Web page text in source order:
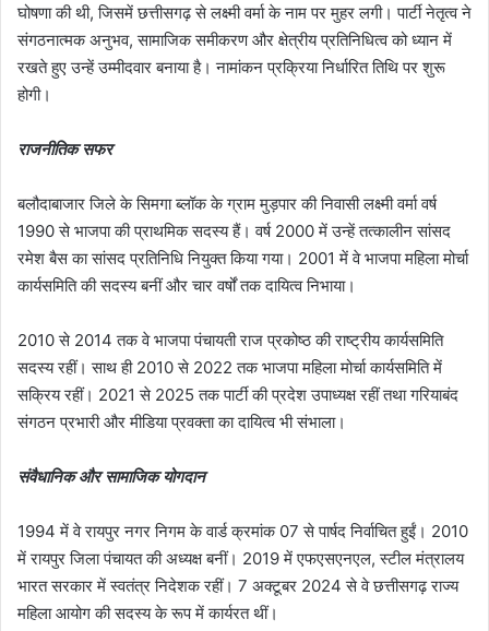
घोषणा की थी, जिसमें छत्तीसगढ़ से लक्ष्मी वर्मा के नाम पर मुहर लगी। पार्टी नेतृत्व ने
संगठनात्मक अनुभव, सामाजिक समीकरण और क्षेत्रीय प्रतिनिधित्व को ध्यान में
रखते हुए उन्हें उम्मीदवार बनाया है। नामांकन प्रक्रिया निर्धारित तिथि पर शुरू
होगी।
राजनीतिक सफर
बलौदाबाजार जिले के सिमगा ब्लॉक के ग्राम मुड़पार की निवासी लक्ष्मी वर्मा वर्ष
1990 से भाजपा की प्राथमिक सदस्य हैं। वर्ष 2000 में उन्हें तत्कालीन सांसद
रमेश बैस का सांसद प्रतिनिधि नियुक्त किया गया। 2001 में वे भाजपा महिला मोर्चा
कार्यसमिति की सदस्य बनीं और चार वर्षों तक दायित्व निभाया।
2010 से 2014 तक वे भाजपा पंचायती राज प्रकोष्ठ की राष्ट्रीय कार्यसमिति
सदस्य रहीं। साथ ही 2010 से 2022 तक भाजपा महिला मोर्चा कार्यसमिति में
सक्रिय रहीं। 2021 से 2025 तक पार्टी की प्रदेश उपाध्यक्ष रहीं तथा गरियाबंद
संगठन प्रभारी और मीडिया प्रवक्ता का दायित्व भी संभाला।
संवैधानिक और सामाजिक योगदान
1994 में वे रायपुर नगर निगम के वार्ड क्रमांक 07 से पार्षद निर्वाचित हुईं। 2010
में रायपुर जिला पंचायत की अध्यक्ष बनीं। 2019 में एफएसएनएल, स्टील मंत्रालय
भारत सरकार में स्वतंत्र निदेशक रहीं। 7 अक्टूबर 2024 से वे छत्तीसगढ़ राज्य
महिला आयोग की सदस्य के रूप में कार्यरत थीं।